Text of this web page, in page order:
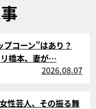
コーン”はあり？
橋本、妻が…
2026.08.07
性芸人、その振る舞